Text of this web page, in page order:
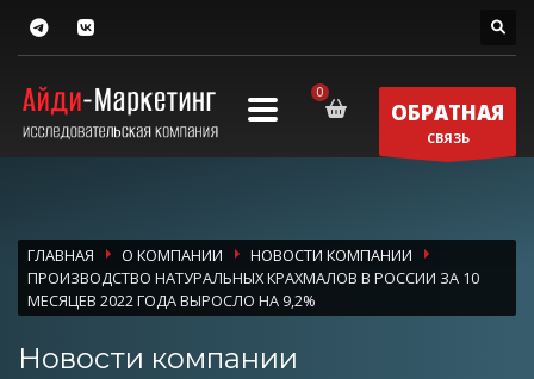
ОБРАТНАЯ
СВЯЗЬ
ГЛАВНАЯ О КОМПАНИИ
НОВОСТИ КОМПАНИИ
ПРОИЗВОДСТВО НАТУРАЛЬНЫХ КРАХМАЛОВ В РОССИИ ЗА 10
МЕСЯЦЕВ 2022 ГОДА ВЫРОСЛО НА 9,2%
Новости компании